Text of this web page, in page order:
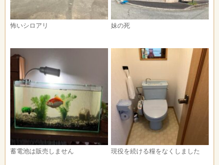
怖いシロアリ 妹の死
蓄電池は販売しません 現役を続ける糧をなくしました